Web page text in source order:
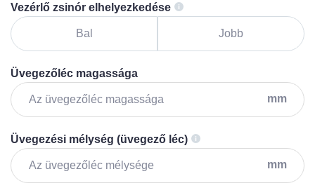
Vezérlő zsinór elhelyezkedése
Bal Jobb
Üvegezőléc magassága
mm
Üvegezési mélység (üvegező léc)
mm